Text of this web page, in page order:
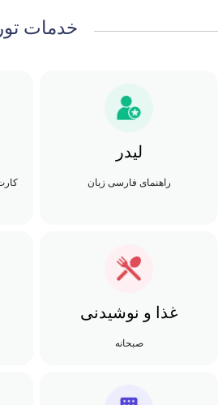
خدمات تور
لیدر
راهنمای فارسی زبان
غذا و نوشیدنی
صبحانه